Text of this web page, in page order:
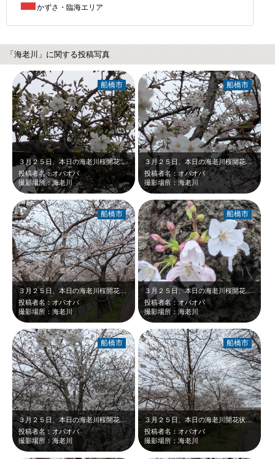
かずさ・臨海エリア
「海老川」に関する投稿写真
３月２５日、本日の海老川桜開花状況です。大島桜３分咲き。
投稿者名：オバオバ
撮影場所：海老川
船橋市
３月２５日、本日の海老川桜開花状況です。ソメイヨシノ３分咲き。
投稿者名：オバオバ
撮影場所：海老川
船橋市
３月２５日、本日の海老川桜開花状況です。ソメイヨシノ３分咲き。
投稿者名：オバオバ
撮影場所：海老川
船橋市
３月２５日、本日の海老川桜開花状況です。ソメイヨシノ３分咲き。
投稿者名：オバオバ
撮影場所：海老川
船橋市
３月２５日、本日の海老川桜開花状況です。ソメイヨシノ３分咲き。
投稿者名：オバオバ
撮影場所：海老川
船橋市
３月２５日、本日の海老川開花状況です。ソメイヨシノ３分咲き。
投稿者名：オバオバ
撮影場所：海老川
船橋市